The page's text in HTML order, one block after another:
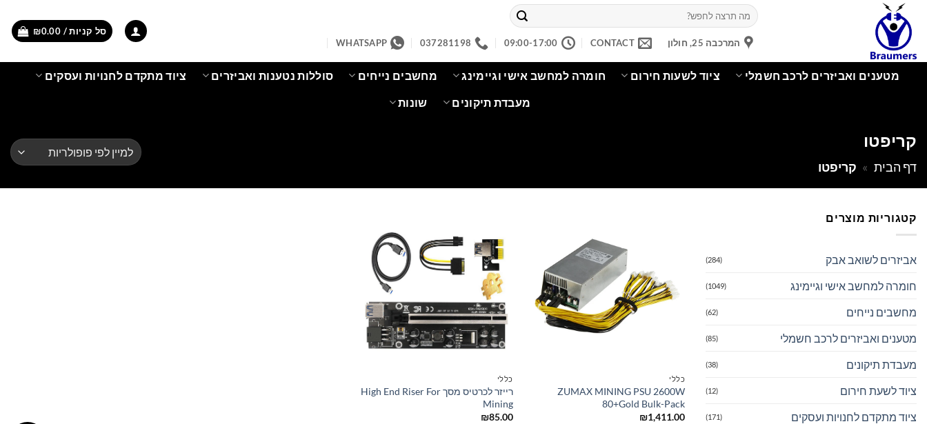
content
חיפוש
עבור:
המרכבה 25, חולון CONTACT
09:00-17:00
037281198
WHATSAPP
סל קניות / ₪0.00
מטענים ואביזרים לרכב חשמלי ציוד לשעות חירום חומרה למחשב אישי וגיימינג מחשבים נייחים סוללות נטענות ואביזרים ציוד מתקדם לחנויות ועסקים
מעבדת תיקונים שונות
קריפטו
דף הבית » קריפטו
קטגוריות מוצרים
אביזרים לשואב אבק (284)
חומרה למחשב אישי וגיימינג (1049)
מחשבים נייחים (62)
מטענים ואביזרים לרכב חשמלי (85)
מעבדת תיקונים (38)
ציוד לשעת חירום (12)
ציוד מתקדם לחנויות ועסקים (171)
כללי
ZUMAX MINING PSU 2600W
80+Gold Bulk-Pack
₪1,411.00
כללי
רייזר לכרטיס מסך High End Riser For
Mining
₪85.00